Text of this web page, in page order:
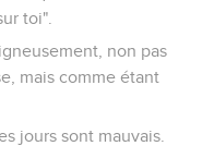
toi".
non pas
mais comme étant
jours sont mauvais.